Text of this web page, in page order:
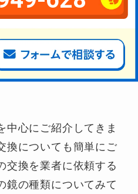
中心にご紹介してきま
換についても簡単にご
交換を業者に依頼する
鏡の種類についてみて